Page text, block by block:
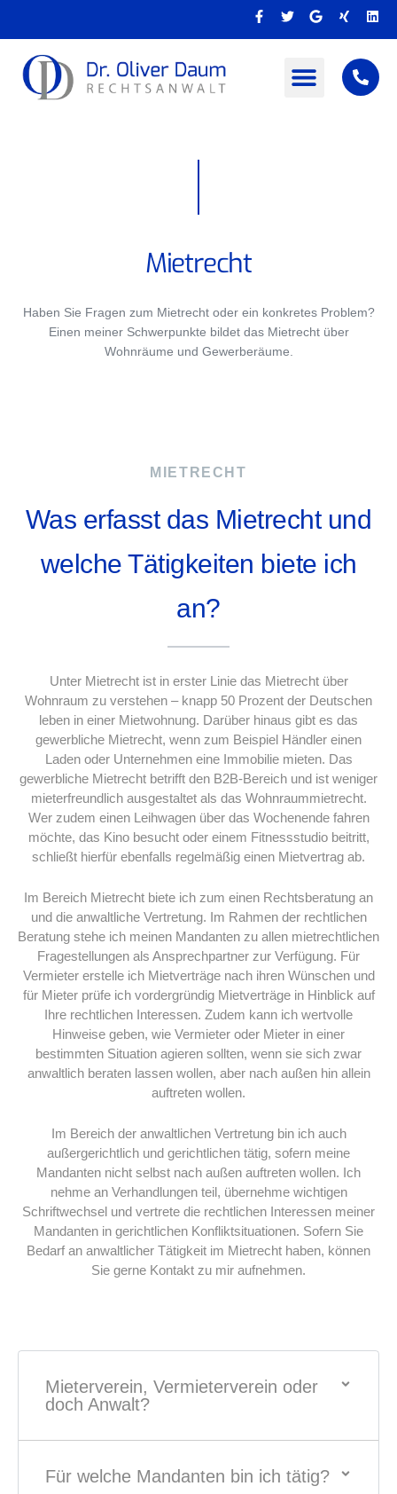
F
c
T
i
e
G
o
l
e
X
n
L
n
e
d
i
Mietrecht
Haben Sie Fragen zum Mietrecht oder ein konkretes Problem?
Einen meiner Schwerpunkte bildet das Mietrecht über
Wohnräume und Gewerberäume.
MIETRECHT
Was erfasst das Mietrecht und
welche Tätigkeiten biete ich
an?
Unter Mietrecht ist in erster Linie das Mietrecht über
Wohnraum zu verstehen – knapp 50 Prozent der Deutschen
leben in einer Mietwohnung. Darüber hinaus gibt es das
gewerbliche Mietrecht, wenn zum Beispiel Händler einen
Laden oder Unternehmen eine Immobilie mieten. Das
gewerbliche Mietrecht betrifft den B2B-Bereich und ist weniger
mieterfreundlich ausgestaltet als das Wohnraummietrecht.
Wer zudem einen Leihwagen über das Wochenende fahren
möchte, das Kino besucht oder einem Fitnessstudio beitritt,
schließt hierfür ebenfalls regelmäßig einen Mietvertrag ab.
Im Bereich Mietrecht biete ich zum einen Rechtsberatung an
und die anwaltliche Vertretung. Im Rahmen der rechtlichen
Beratung stehe ich meinen Mandanten zu allen mietrechtlichen
Fragestellungen als Ansprechpartner zur Verfügung. Für
Vermieter erstelle ich Mietverträge nach ihren Wünschen und
für Mieter prüfe ich vordergründig Mietverträge in Hinblick auf
Ihre rechtlichen Interessen. Zudem kann ich wertvolle
Hinweise geben, wie Vermieter oder Mieter in einer
bestimmten Situation agieren sollten, wenn sie sich zwar
anwaltlich beraten lassen wollen, aber nach außen hin allein
auftreten wollen.
Im Bereich der anwaltlichen Vertretung bin ich auch
außergerichtlich und gerichtlichen tätig, sofern meine
Mandanten nicht selbst nach außen auftreten wollen. Ich
nehme an Verhandlungen teil, übernehme wichtigen
Schriftwechsel und vertrete die rechtlichen Interessen meiner
Mandanten in gerichtlichen Konfliktsituationen. Sofern Sie
Bedarf an anwaltlicher Tätigkeit im Mietrecht haben, können
Sie gerne Kontakt zu mir aufnehmen.
Mieterverein, Vermieterverein oder
doch Anwalt?
Für welche Mandanten bin ich tätig?